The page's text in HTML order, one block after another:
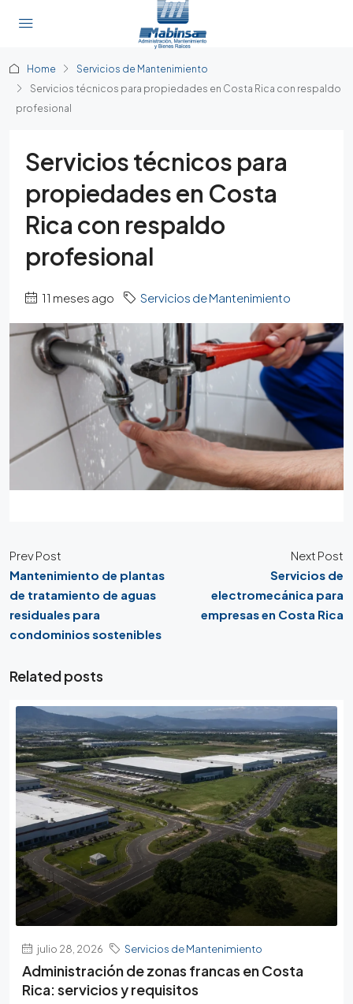
Home
Servicios de Mantenimiento
Servicios técnicos para propiedades en Costa Rica con respaldo
profesional
Servicios técnicos para
propiedades en Costa
Rica con respaldo
profesional
11 meses ago Servicios de Mantenimiento
Prev Post
Mantenimiento de plantas
de tratamiento de aguas
residuales para
condominios sostenibles
Next Post
Servicios de
electromecánica para
empresas en Costa Rica
Related posts
julio 28, 2026 Servicios de Mantenimiento
Administración de zonas francas en Costa
Rica: servicios y requisitos